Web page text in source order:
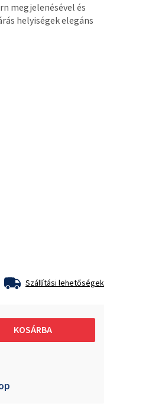
megjelenésével és
helyiségek elegáns
Szállítási lehetőségek
KOSÁRBA